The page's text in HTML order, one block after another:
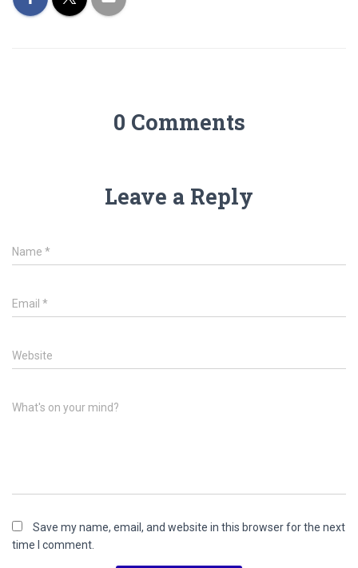
0 Comments
Leave a Reply
Name *
Email *
Website
What's on your mind?
Save my name, email, and website in this browser for the next
time I comment.